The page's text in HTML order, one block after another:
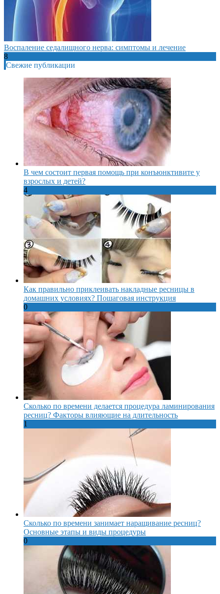
Воспаление седалищного нерва: симптомы и лечение
8
Свежие публикации
В чем состоит первая помощь при конъюнктивите у
взрослых и детей?
4
Как правильно приклеивать накладные ресницы в
домашних условиях? Пошаговая инструкция
0
Сколько по времени делается процедура ламинирования
ресниц? Факторы влияющие на длительность
1
Сколько по времени занимает наращивание ресниц?
Основные этапы и виды процедуры
0